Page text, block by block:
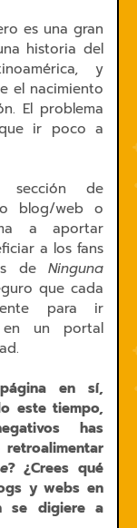
es una gran
historia del
y
el nacimiento
El problema
ir poco a
de
blog/web o
a aportar
a los fans
de Ninguna
que cada
para ir
un portal
en sí,
este tiempo,
has
? ¿Crees qué
y webs en
se digiere a